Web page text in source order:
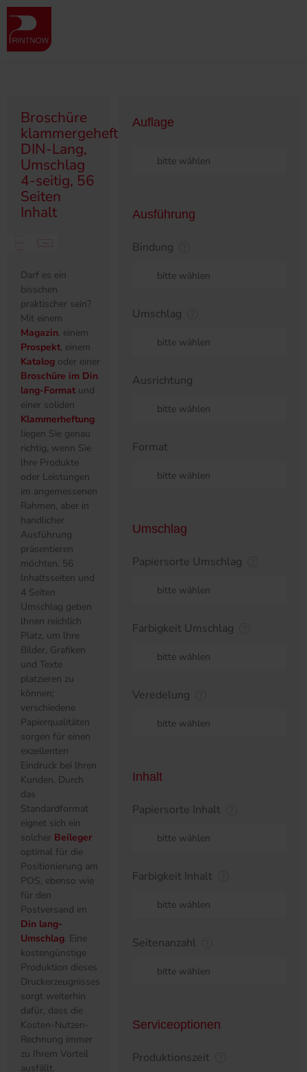
" >
Produktübersicht
Broschüre klammergeheftet, DIN-Lang, Umschlag 4-seitig, 56 Seiten
Inhalt
Broschüre
klammergeheftet,
DIN-Lang,
Umschlag
4-seitig, 56
Seiten
Inhalt
Darf es ein
bisschen
praktischer sein?
Mit einem
Magazin, einem
Prospekt, einem
Katalogoder einer
Broschüre im Din
lang-Formatund
einer soliden
Klammerheftung
liegen Sie genau
richtig, wenn Sie
lhre Produkte
oder Leistungen
im angemessenen
Rahmen, aber in
handlicher
Ausführung
präsentieren
möchten. 56
lnhaltsseiten und
4 Seiten
Umschlag geben
lhnen reichlich
Platz, um lhre
Bilder, Grafiken
und Texte
platzieren zu
können;
verschiedene
Papierqualitäten
sorgen für einen
exzellenten
Eindruck bei lhren
Kunden. Durch
das
Standardformat
eignet sich ein
solcherBeileger
optimal für die
Positionierung am
POS, ebenso wie
für den
Postversand im
Din lang-
Umschlag. Eine
kostengünstige
Produktion dieses
Druckerzeugnisses
sorgt weiterhin
Auflage
bitte wählen
Ausführung
Bindung
bitte wählen
Umschlag
bitte wählen
Ausrichtung
bitte wählen
Format
bitte wählen
Umschlag
Papiersorte Umschlag
bitte wählen
Farbigkeit Umschlag
bitte wählen
Veredelung
bitte wählen
Inhalt
Papiersorte Inhalt
bitte wählen
Farbigkeit Inhalt
bitte wählen
Seitenanzahl
bitte wählen
Serviceoptionen
Produktionszeit